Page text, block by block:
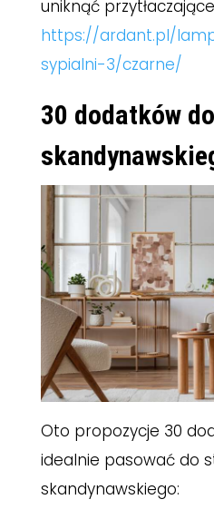
uniknąć
https://ardant.pl/
sypialni-3/czarne/
30 dodatków
Oto propozycje 30
idealnie pasować do
skandynawskiego: